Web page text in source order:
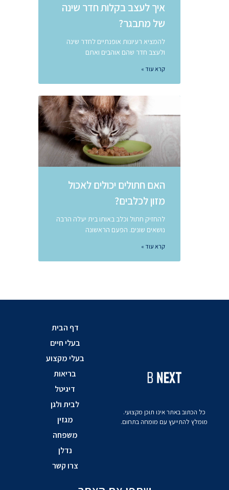
איך לעצב בקלות חדר שינה
של מתבגר?
להמציא רעיונות אופנתיים לחדר שינה
ולעצב חדר שהם אוהבים ואתם
קרא עוד »
האם חתולים יכולים לאכול
מזון לכלבים?
להחזיק חתול וכלב באותו בית יעלה הרבה
נושאים שונים. הפעם הראשונה
קרא עוד »
כל הכתוב באתר אינו תוכן מקצועי.
מומלץ להתייעץ עם מומחה בתחום.
דף הבית
בעלי חיים
בעלי מקצוע
בריאות
דיגיטל
לבית ולגן
מגזין
משפחה
נדלן
צרו קשר